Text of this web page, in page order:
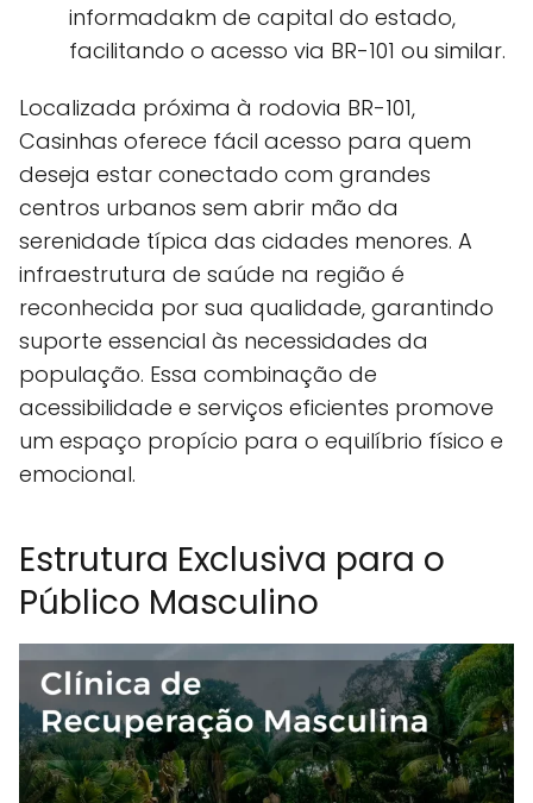
informadakm de capital do estado,
facilitando o acesso via BR-101 ou similar.
Localizada próxima à rodovia BR-101,
Casinhas oferece fácil acesso para quem
deseja estar conectado com grandes
centros urbanos sem abrir mão da
serenidade típica das cidades menores. A
infraestrutura de saúde na região é
reconhecida por sua qualidade, garantindo
suporte essencial às necessidades da
população. Essa combinação de
acessibilidade e serviços eficientes promove
um espaço propício para o equilíbrio físico e
emocional.
Estrutura Exclusiva para o
Público Masculino